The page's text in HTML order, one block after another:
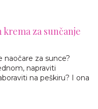
za sunčanje
naočare za sunce?
napraviti
na peškiru? I ona